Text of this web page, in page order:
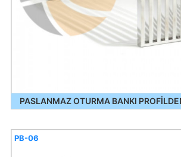
PASLANMAZ OTURMA BANKI
PB-06